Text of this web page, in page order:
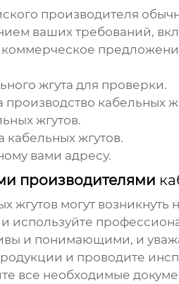
производителя
ваших требований,
жгута для проверки.
производство кабельных
жгутов.
кабельных жгутов.
вами адресу.
производителями
жгутовмогут возникнуть
используйте
и понимающими, и
и проводите
все необходимые